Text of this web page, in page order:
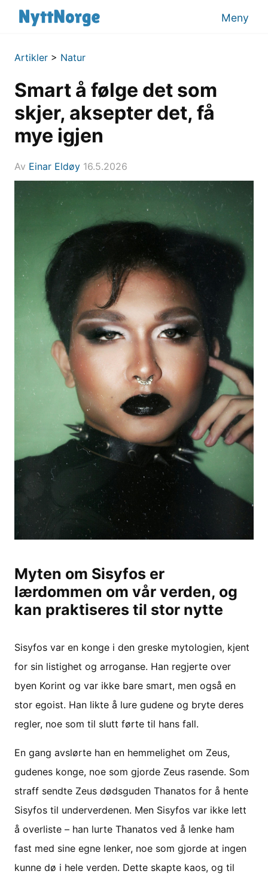
Meny
Artikler > Natur
Smart å følge det som
skjer, aksepter det, få
mye igjen
Av Einar Eldøy 16.5.2026
Myten om Sisyfos er
lærdommen om vår verden, og
kan praktiseres til stor nytte
Sisyfos var en konge i den greske mytologien, kjent
for sin listighet og arroganse. Han regjerte over
byen Korint og var ikke bare smart, men også en
stor egoist. Han likte å lure gudene og bryte deres
regler, noe som til slutt førte til hans fall.
En gang avslørte han en hemmelighet om Zeus,
gudenes konge, noe som gjorde Zeus rasende. Som
straff sendte Zeus dødsguden Thanatos for å hente
Sisyfos til underverdenen. Men Sisyfos var ikke lett
å overliste – han lurte Thanatos ved å lenke ham
fast med sine egne lenker, noe som gjorde at ingen
kunne dø i hele verden. Dette skapte kaos, og til